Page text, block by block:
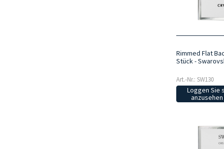
Rimmed Flat
Stück -
Art.-Nr.: SW130
Loggen Sie